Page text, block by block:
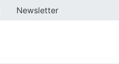
Newsletter